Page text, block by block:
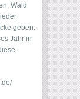
Wald
geben.
Jahr in